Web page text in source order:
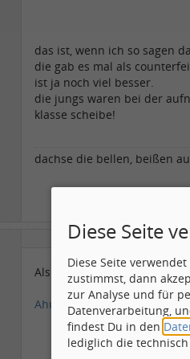
das ist, wenn ich so sagen
die gab es mal als
ist ja noch viel besser.
die jungs waren bei der
klasse scheibe!
dachse die bellen, beißen
Als Ergänzung zum sehr
Ahura Mazda
Diese Seite
Diese Seite
zustimmst, dann
zur Analyse und für
Datenverarbeitung,
findest Du in den
lediglich die